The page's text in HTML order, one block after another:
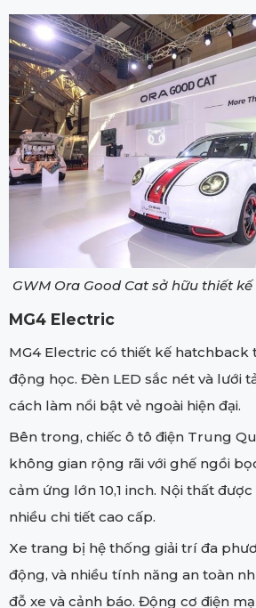
GWM Ora Good Cat sở hữu thiết
MG4 Electric
MG4 Electric có thiết kế hatchback
động học. Đèn LED sắc nét và lưới
cách làm nổi bật vẻ ngoài hiện đại.
Bên trong, chiếc ô tô điện Trung
không gian rộng rãi với ghế ngồi
cảm ứng lớn 10,1 inch. Nội thất
nhiều chi tiết cao cấp.
Xe trang bị hệ thống giải trí đa
động, và nhiều tính năng an toàn
đỗ xe và cảnh báo. Động cơ điện